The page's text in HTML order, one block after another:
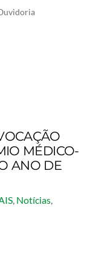
MÉDICO-
ANO DE
, Notícias,